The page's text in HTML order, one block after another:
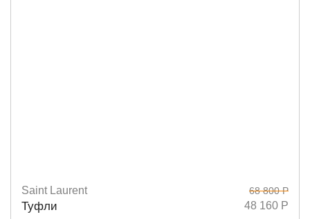
Размеры
Saint Laurent
Туфли
68 800 Р
48 160 Р